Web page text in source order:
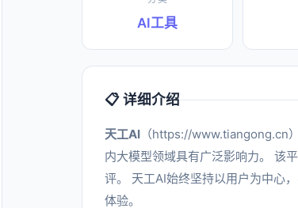
AI工具
📋 详细介绍
天工AI （https://www.tiangong.cn
内大模型领域具有广泛影响力。 该
评。 天工AI始终坚持以用户为中心
体验。